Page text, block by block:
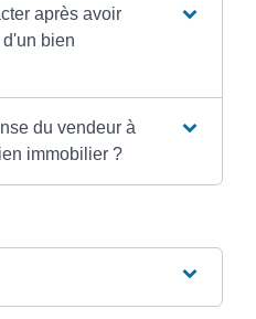
après avoir
bien
du vendeur à
immobilier ?